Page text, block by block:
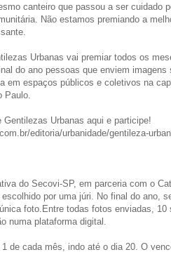
canteiro que passou a ser cuidado
Não estamos premiando a
Urbanas vai premiar todos os
do ano pessoas que enviem imagens
em espaços públicos e coletivos na
Paulo.
Urbanas aqui e participe!
editoria/urbanidade/gentileza-
do Secovi-SP, em parceria com o
por uma júri. No final do ano,
foto.Entre todas fotos enviadas, 10
numa plataforma digital.
de cada mês, indo até o dia 20. O